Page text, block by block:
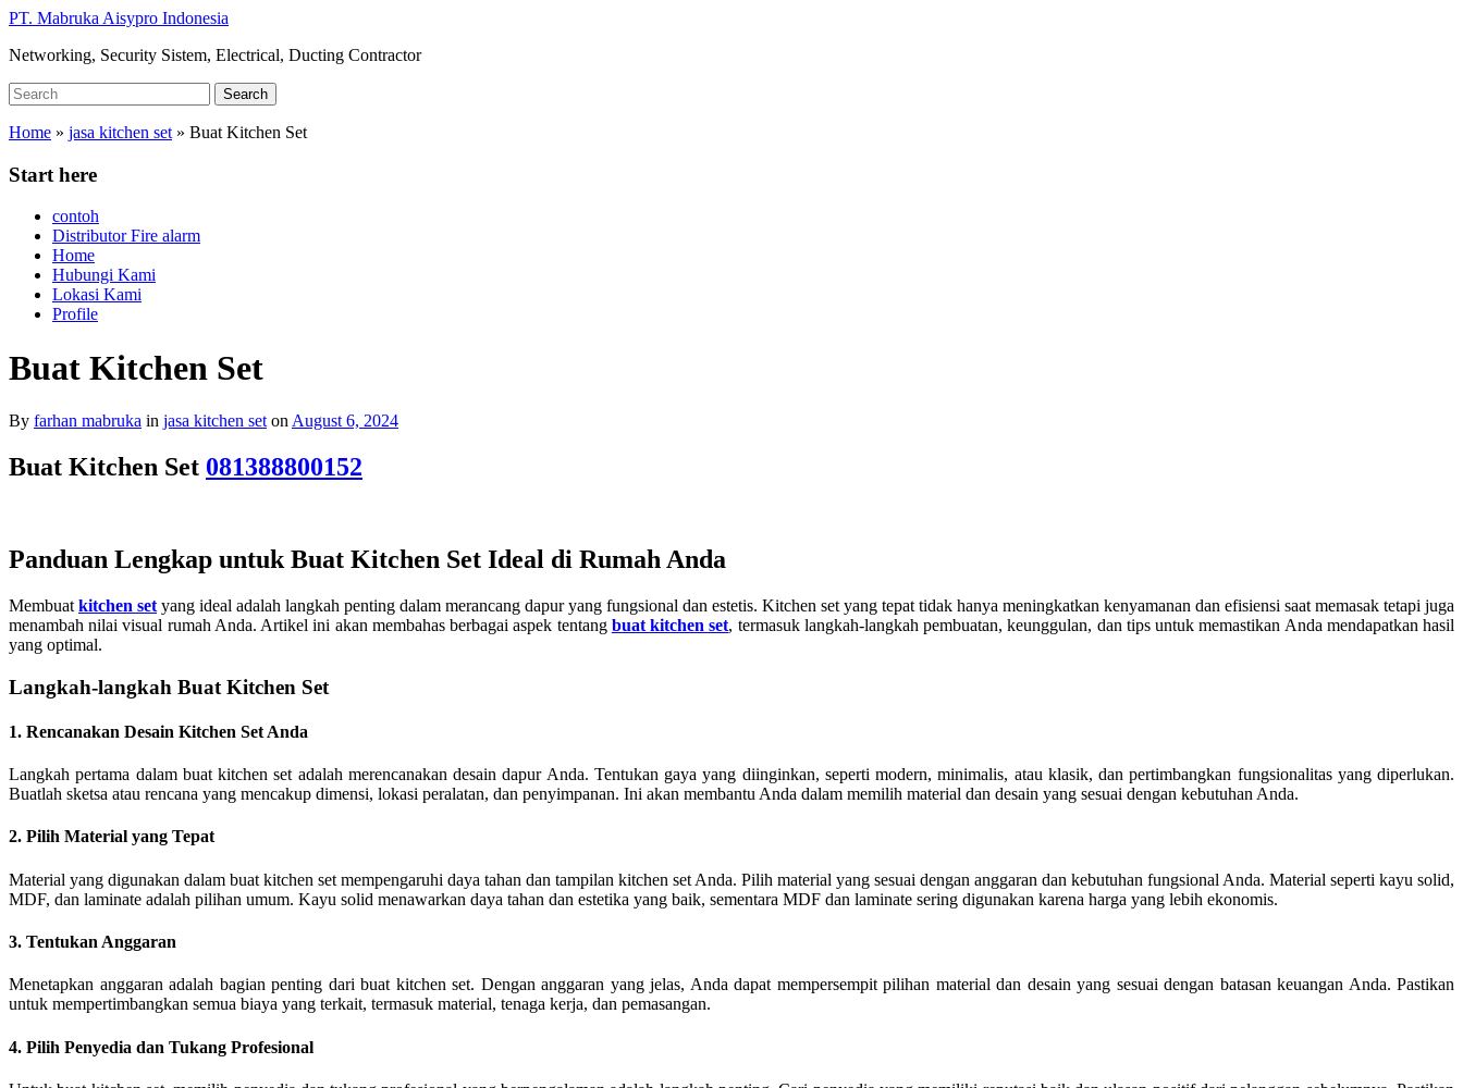
Skip
main
PT. Mabruka Aisypro Indonesia
Networking, Security Sistem, Electrical, Ducting Contractor
Search
for:
Search
Home » jasa kitchen set » Buat Kitchen Set
Start here
contoh
Distributor Fire alarm
Home
Hubungi Kami
Lokasi Kami
Profile
Buat Kitchen Set
By farhan mabruka in jasa kitchen set on August 6, 2024
Buat Kitchen Set 081388800152
Panduan Lengkap untuk Buat Kitchen Set Ideal di Rumah Anda
Membuat kitchen set yang ideal adalah langkah penting dalam merancang dapur yang fungsional dan estetis. Kitchen set yang tepat tidak hanya meningkatkan kenyamanan dan efisiensi saat memasak tetapi juga
menambah nilai visual rumah Anda. Artikel ini akan membahas berbagai aspek tentang buat kitchen set, termasuk langkah-langkah pembuatan, keunggulan, dan tips untuk memastikan Anda mendapatkan hasil
yang optimal.
Langkah-langkah Buat Kitchen Set
1. Rencanakan Desain Kitchen Set Anda
Langkah pertama dalam buat kitchen set adalah merencanakan desain dapur Anda. Tentukan gaya yang diinginkan, seperti modern, minimalis, atau klasik, dan pertimbangkan fungsionalitas yang diperlukan.
Buatlah sketsa atau rencana yang mencakup dimensi, lokasi peralatan, dan penyimpanan. Ini akan membantu Anda dalam memilih material dan desain yang sesuai dengan kebutuhan Anda.
2. Pilih Material yang Tepat
Material yang digunakan dalam buat kitchen set mempengaruhi daya tahan dan tampilan kitchen set Anda. Pilih material yang sesuai dengan anggaran dan kebutuhan fungsional Anda. Material seperti kayu solid,
MDF, dan laminate adalah pilihan umum. Kayu solid menawarkan daya tahan dan estetika yang baik, sementara MDF dan laminate sering digunakan karena harga yang lebih ekonomis.
3. Tentukan Anggaran
Menetapkan anggaran adalah bagian penting dari buat kitchen set. Dengan anggaran yang jelas, Anda dapat mempersempit pilihan material dan desain yang sesuai dengan batasan keuangan Anda. Pastikan
untuk mempertimbangkan semua biaya yang terkait, termasuk material, tenaga kerja, dan pemasangan.
4. Pilih Penyedia dan Tukang Profesional